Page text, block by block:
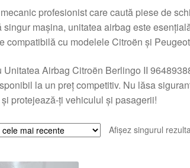
profesionist care caută piese de
singur mașina, unitatea airbag este
compatibilă cu modelele Citroën și
Unitatea Airbag Citroën Berlingo II
la un preț competitiv. Nu lăsa
protejează-ți vehiculul și pasagerii!
Afișez singurul